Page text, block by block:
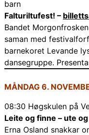
barn
Falturiltufest! –
Bandet
saman med
barnekoret Levande
dansegruppe.
MÅNDAG 6.
08:30 Høgskulen på
Leite og finne – ute
Erna Osland snakkar